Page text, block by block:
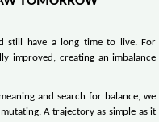
still have a long time to live. For
improved, creating an imbalance
and search for balance, we
A trajectory as simple as it